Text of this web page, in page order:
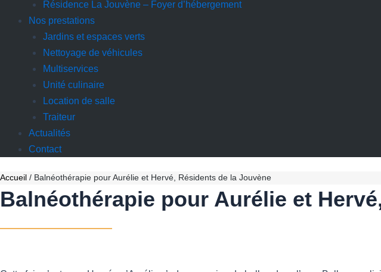
Résidence La Jouvène – Foyer d’hébergement
Nos prestations
Jardins et espaces verts
Nettoyage de véhicules
Multiservices
Unité culinaire
Location de salle
Traiteur
Actualités
Contact
Accueil / Balnéothérapie pour Aurélie et Hervé, Résidents de la Jouvène
Balnéothérapie pour Aurélie et